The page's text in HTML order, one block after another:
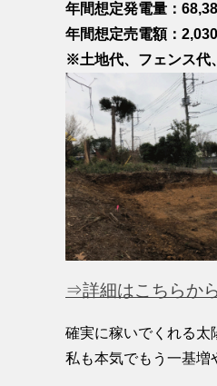
年間想定発電量：
年間想定売電額：
※土地代、フェンス代
⇒詳細はこちらか
確実に稼いでくれる太
私も本気でもう一基増